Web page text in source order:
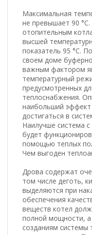
Максимальная
не превышает 90 °С.
отопительным
высшей
показатель 95 °С.
своем доме
важным фактором
температурный
предусмотренных
теплоснабжения.
наибольший эффект
достигаться в
Наилучше система
будет
помощью теплых
Чем выгоден
Дрова содержат
том числе деготь,
выделяются при
обеспечения
веществ котел
полной мощности,
созданиям системы